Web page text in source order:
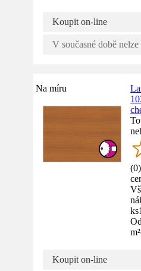
Koupit on-line
V současné době
Na míru
(0)
ks
m²
Koupit on-line